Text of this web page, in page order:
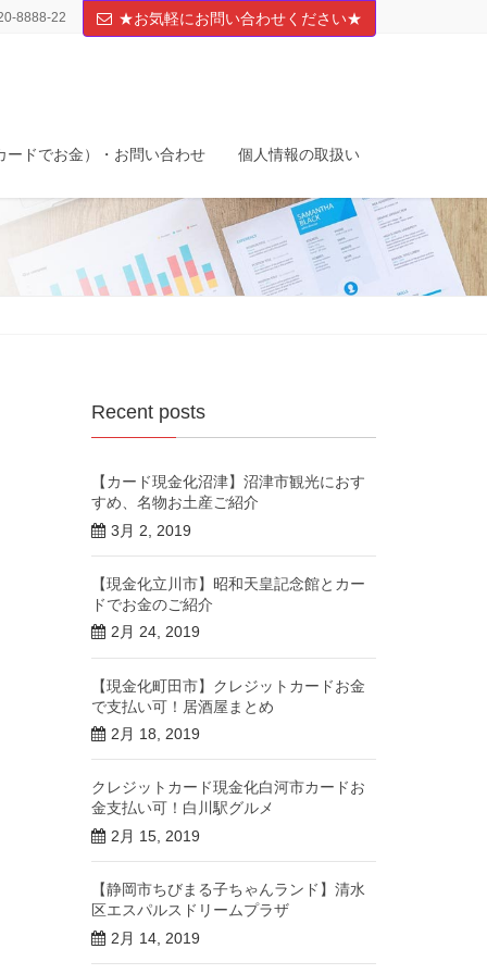
8888-22 ★お気軽にお問い合わせください★
ードでお金）・お問い合わせ 個人情報の取扱い
Recent posts
【カード現金化沼津】沼津市観光におす
すめ、名物お土産ご紹介
3月 2, 2019
【現金化立川市】昭和天皇記念館とカー
ドでお金のご紹介
2月 24, 2019
【現金化町田市】クレジットカードお金
で支払い可！居酒屋まとめ
2月 18, 2019
クレジットカード現金化白河市カードお
金支払い可！白川駅グルメ
2月 15, 2019
【静岡市ちびまる子ちゃんランド】清水
区エスパルスドリームプラザ
2月 14, 2019